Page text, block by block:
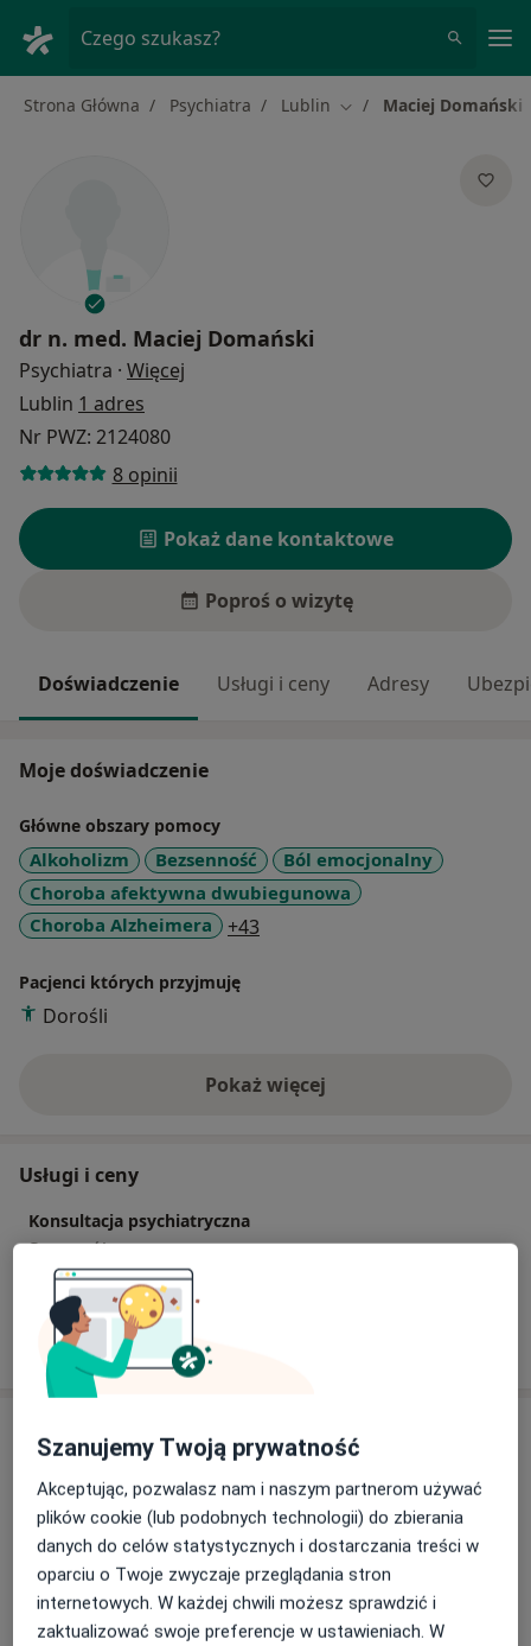
Czego szukasz?
Strona Główna Psychiatra Lublin Zmień miasto
Maciej Domański
dr n. med. Maciej Domański
Psychiatra · Więcej
Lublin 1 adres
Nr PWZ: 2124080
8 opinii
Pokaż dane kontaktowe
Poproś o wizytę
Doświadczenie Usługi i ceny Adresy
Moje doświadczenie
Główne obszary pomocy
Alkoholizm Bezsenność
Ból emocjonalny
Choroba afektywna dwubiegunowa
Choroba Alzheimera
+43
Pacjenci których przyjmuję
Dorośli
Pokaż więcejo doświadczeniu
Usługi i ceny
Konsultacja psychiatryczna
Szczegóły
W jaki sposób ustalane są ceny?
Specjalistyczna Praktyka Lekarska Maciej
Domański
Onyksowa 19/U3, Węglinek, 20-582Lublin
Powiększ mapęotwiera się w nowej karcie
Szanujemy Twoją prywatność
Akceptując, pozwalasz nam i naszym partnerom używać
plików cookie (lub podobnych technologii) do zbierania
danych do celów statystycznych i dostarczania treści w
oparciu o Twoje zwyczaje przeglądania stron
internetowych. W każdej chwili możesz sprawdzić i
zaktualizować swoje preferencje w ustawieniach. W